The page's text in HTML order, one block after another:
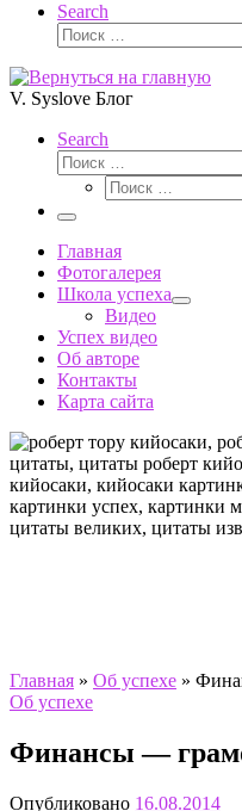
Search
Поиск
V. Syslove Блог
Search
Поиск
Поиск
Меню
Главная
Фотогалерея
Школа успеха
Видео
Успех видео
Об авторе
Контакты
Карта сайта
Главная » Об успехе »
Об успехе
Финансы —
Опубликовано 16.08.2014